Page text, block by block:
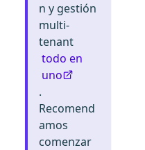
n y gestión
multi-
tenant
todo en
uno
.
Recomend
amos
comenzar